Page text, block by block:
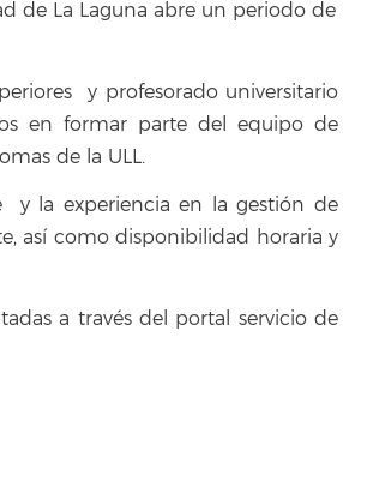
de La Laguna abre un periodo de
y profesorado universitario
en formar parte del equipo de
de la ULL.
y la experiencia en la gestión de
así como disponibilidad horaria y
a través del portal servicio de